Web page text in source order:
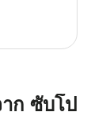
ก ซับโป